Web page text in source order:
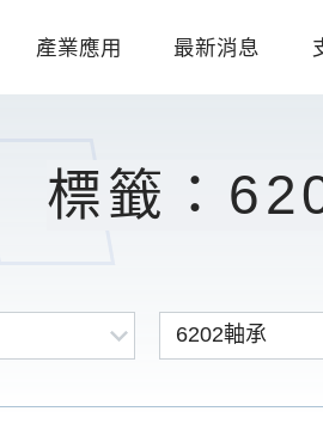
產業應用 最新消息
標籤：